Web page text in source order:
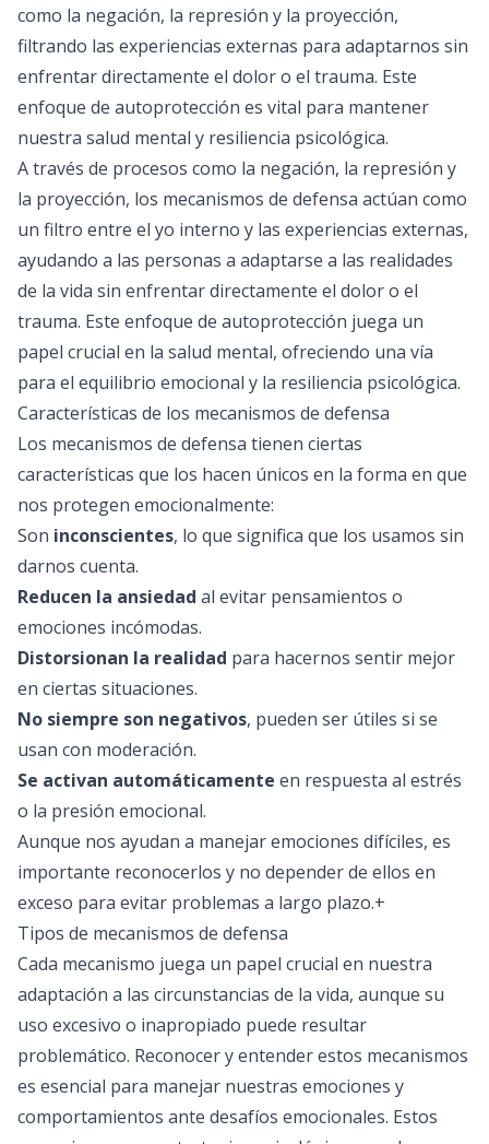
como la negación, la represión y la proyección,
filtrando las experiencias externas para adaptarnos sin
enfrentar directamente el dolor o el trauma. Este
enfoque de autoprotección es vital para mantener
nuestra salud mental y resiliencia psicológica.
A través de procesos como la negación, la represión y
la proyección, los mecanismos de defensa actúan como
un filtro entre el yo interno y las experiencias externas,
ayudando a las personas a adaptarse a las realidades
de la vida sin enfrentar directamente el dolor o el
trauma. Este enfoque de autoprotección juega un
papel crucial en la salud mental, ofreciendo una vía
para el equilibrio emocional y la resiliencia psicológica.
Características de los mecanismos de defensa
Los mecanismos de defensa tienen ciertas
características que los hacen únicos en la forma en que
nos protegen emocionalmente:
Son inconscientes, lo que significa que los usamos sin
darnos cuenta.
Reducen la ansiedad al evitar pensamientos o
emociones incómodas.
Distorsionan la realidad para hacernos sentir mejor
en ciertas situaciones.
No siempre son negativos, pueden ser útiles si se
usan con moderación.
Se activan automáticamente en respuesta al estrés
o la presión emocional.
Aunque nos ayudan a manejar emociones difíciles, es
importante reconocerlos y no depender de ellos en
exceso para evitar problemas a largo plazo.+
Tipos de mecanismos de defensa
Cada mecanismo juega un papel crucial en nuestra
adaptación a las circunstancias de la vida, aunque su
uso excesivo o inapropiado puede resultar
problemático. Reconocer y entender estos mecanismos
es esencial para manejar nuestras emociones y
comportamientos ante desafíos emocionales. Estos